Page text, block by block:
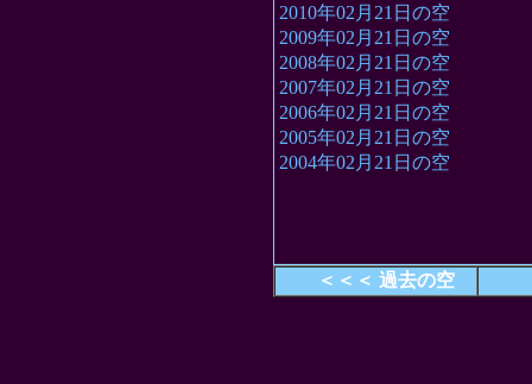
2010年02月21日の空
2009年02月21日の空
2008年02月21日の空
2007年02月21日の空
2006年02月21日の空
2005年02月21日の空
2004年02月21日の空
＜＜＜ 過去の空